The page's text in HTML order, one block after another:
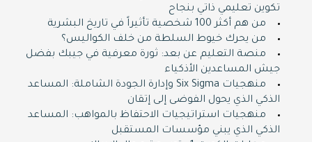
تكوين تعليمي ذاتي بنجاح
من هم أكثر 100 شخصية تأثيراً في تاريخ البشرية
من يحرك خيوط السلطة من خلف الكواليس؟
منصة التعليم عن بعد: ثورة معرفية في جيبك بفضل
جيش المساعدين الأذكياء
منهجيات Six Sigma وإدارة الجودة الشاملة: المساعد
الذكي الذي يحول الفوضى إلى إتقان
منهجيات استراتيجيات الاحتفاظ بالمواهب: المساعد
الذكي الذي يبني مؤسسات المستقبل